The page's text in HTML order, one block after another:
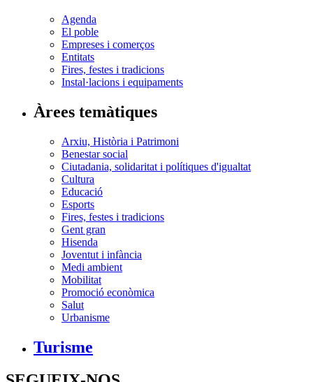
Agenda
El poble
Empreses i comerços
Entitats
Fires, festes i tradicions
Instal·lacions i equipaments
Àrees temàtiques
Arxiu, Història i Patrimoni
Benestar social
Ciutadania, solidaritat i polítiques d'igualtat
Cultura
Educació
Esports
Fires, festes i tradicions
Gent gran
Hisenda
Joventut i infància
Medi ambient
Mobilitat
Promoció econòmica
Salut
Urbanisme
Turisme